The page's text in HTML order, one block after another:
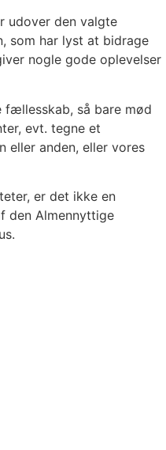
udover den valgte
som har lyst at bidrage
nogle gode oplevelser
så bare mød
evt. tegne et
eller anden, eller vores
er det ikke en
den Almennyttige